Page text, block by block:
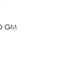
GM